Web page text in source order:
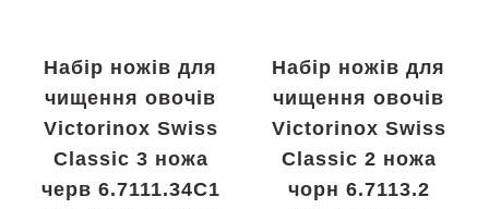
Набір ножів для
чищення овочів
Victorinox Swiss
Classic 3 ножа
черв 6.7111.34C1
Набір ножів для
чищення овочів
Victorinox Swiss
Classic 2 ножа
чорн 6.7113.2